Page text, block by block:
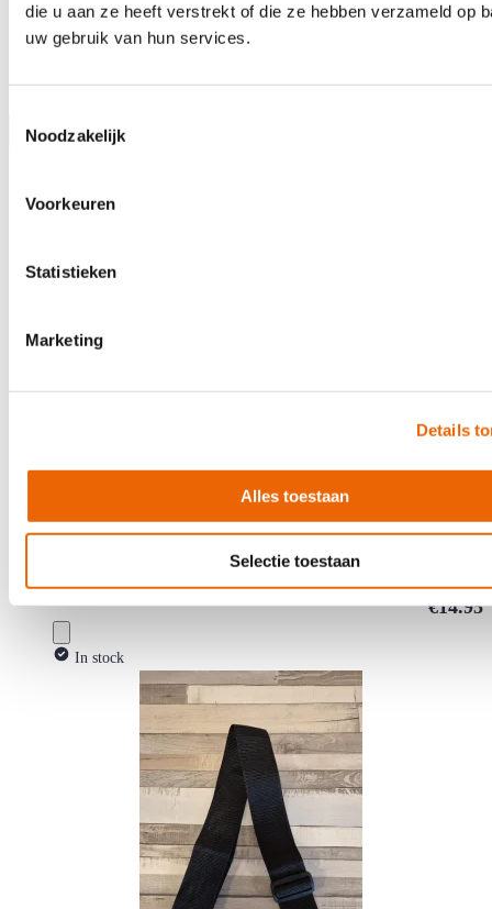
die u aan ze heeft verstrekt of die ze hebben verzameld op
uw gebruik van hun services.
Noodzakelijk
Voorkeuren
Statistieken
Marketing
Details
Alles toestaan
Selectie toestaan
1 of
€14.95
In stock